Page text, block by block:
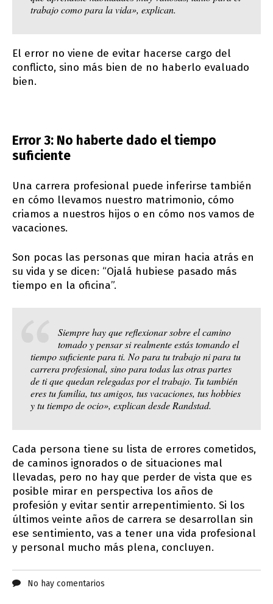
trabajo como para la vida», explican.
El error no viene de evitar hacerse cargo del
conflicto, sino más bien de no haberlo evaluado
bien.
Error 3: No haberte dado el tiempo
suficiente
Una carrera profesional puede inferirse también
en cómo llevamos nuestro matrimonio, cómo
criamos a nuestros hijos o en cómo nos vamos de
vacaciones.
Son pocas las personas que miran hacia atrás en
su vida y se dicen: “Ojalá hubiese pasado más
tiempo en la oficina”.
Siempre hay que reflexionar sobre el camino
tomado y pensar si realmente estás tomando el
tiempo suficiente para ti. No para tu trabajo ni para tu
carrera profesional, sino para todas las otras partes
de ti que quedan relegadas por el trabajo. Tu también
eres tu familia, tus amigos, tus vacaciones, tus hobbies
y tu tiempo de ocio», explican desde Randstad.
Cada persona tiene su lista de errores cometidos,
de caminos ignorados o de situaciones mal
llevadas, pero no hay que perder de vista que es
posible mirar en perspectiva los años de
profesión y evitar sentir arrepentimiento. Si los
últimos veinte años de carrera se desarrollan sin
ese sentimiento, vas a tener una vida profesional
y personal mucho más plena, concluyen.
No hay comentarios